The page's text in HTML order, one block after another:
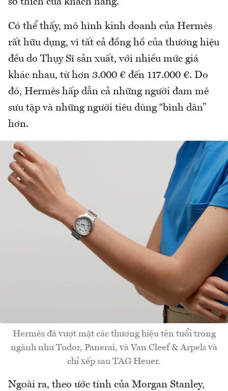
sở thích của khách hàng.
Có thể thấy, mô hình kinh doanh của Hermès
rất hữu dụng, vì tất cả đồng hồ của thương hiệu
đều do Thụy Sĩ sản xuất, với nhiều mức giá
khác nhau, từ hơn 3.000 € đến 117.000 €. Do
đó, Hermès hấp dẫn cả những người đam mê
sưu tập và những người tiêu dùng “bình dân”
hơn.
Hermès đã vượt mặt các thương hiệu tên tuổi trong
ngành như Tudor, Panerai, và Van Cleef & Arpels và
chỉ xếp sau TAG Heuer.
Ngoài ra, theo ước tính của Morgan Stanley,